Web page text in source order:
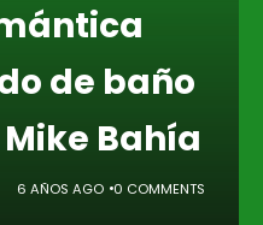
de baño
Bahía
6 AÑOS AGO 0 COMMENTS